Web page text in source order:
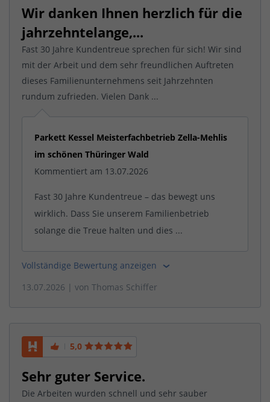
Wir danken Ihnen herzlich für die
jahrzehntelange,...
Fast 30 Jahre Kundentreue sprechen für sich! Wir sind
mit der Arbeit und dem sehr freundlichen Auftreten
dieses Familienunternehmens seit Jahrzehnten
rundum zufrieden. Vielen Dank ...
Parkett Kessel Meisterfachbetrieb Zella-Mehlis
im schönen Thüringer Wald
Kommentiert am 13.07.2026
Fast 30 Jahre Kundentreue – das bewegt uns
wirklich. Dass Sie unserem Familienbetrieb
solange die Treue halten und dies ...
Vollständige Bewertung anzeigen
13.07.2026 | von Thomas Schiffer
5,0
Sehr guter Service.
Die Arbeiten wurden schnell und sehr sauber